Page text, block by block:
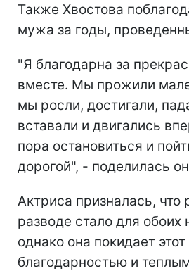
Также Хвостова
мужа за годы,
"Я благодарна за
вместе. Мы прожили
мы росли, достигали,
вставали и двигались
пора остановиться и
дорогой", - поделилась
Актриса призналась, что
разводе стало для обоих
однако она покидает
благодарностью и